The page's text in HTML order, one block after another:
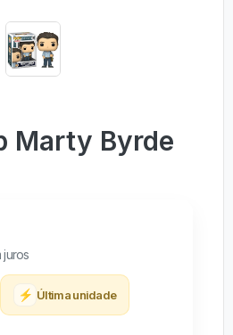
Marty Byrde
juros
⚡ Última unidade